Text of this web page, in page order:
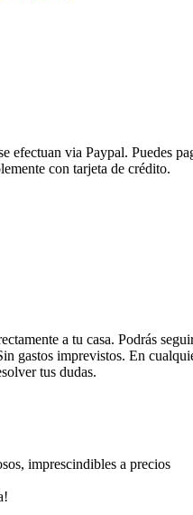
efectuan via Paypal. Puedes
con tarjeta de crédito.
a tu casa. Podrás
gastos imprevistos. En
tus dudas.
imprescindibles a precios